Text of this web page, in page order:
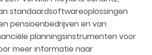
standaardsoftwareoplossingen
pensioenbedrijven en van
planningsinstrumenten voor
meer informatie naar